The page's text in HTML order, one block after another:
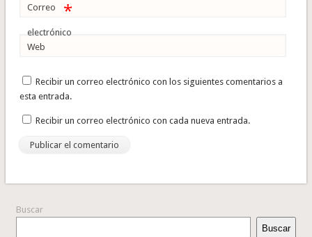
Correo
electrónico
*
Web
Recibir un correo electrónico con los siguientes comentarios a
esta entrada.
Recibir un correo electrónico con cada nueva entrada.
Buscar
Buscar